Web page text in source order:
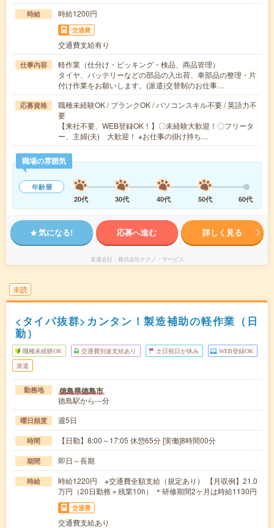
時給 時給1200円
交通費
交通費支給有り
仕事内容
軽作業（仕分け・ピッキング・検品、商品管理）
タイヤ、バッテリーなどの部品の入出荷、車部品の整理・片
付け作業をお願いします。(派遣)交替制のお仕事…
応募資格
職種未経験OK / ブランクOK / パソコンスキル不要 / 英語力不
要
【来社不要、WEB登録OK！】〇未経験大歓迎！〇フリータ
ー、主婦(夫) 大歓迎！ ※お仕事の掛け持ち…
職場の雰囲気
年齢層
20代
30代 40代 50代 60代
気になる! 応募へ進む 詳しく見る
派遣会社 株式会社テクノ・サービス
未読
<タイパ抜群>カンタン！製造補助の軽作業（日
勤）
職種未経験OK 交通費別途支給あり 土日祝日が休み WEB登録OK
派遣
勤務地 徳島県徳島市
徳島駅から---分
曜日頻度 週5日
時間 【日勤】8:00～17:05 休憩65分 [実働]8時間00分
期間 即日～長期
時給
時給1220円 ※交通費全額支給（規定あり） 【月収例】21.0
万円（20日勤務＋残業10h） ＊研修期間2ヶ月は時給1130円
交通費
交通費支給あり